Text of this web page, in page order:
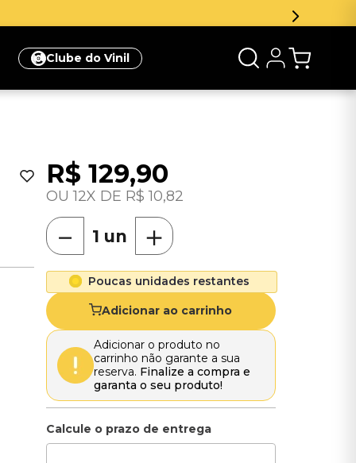
na sua primeira compra
Clube do Vinil
R$ 129,90
12 R$ 10,82
＋
－
Poucas unidades restantes
Adicionar ao carrinho
Adicionar o produto no
carrinho não garante a sua
reserva. Finalize a compra e
garanta o seu produto!